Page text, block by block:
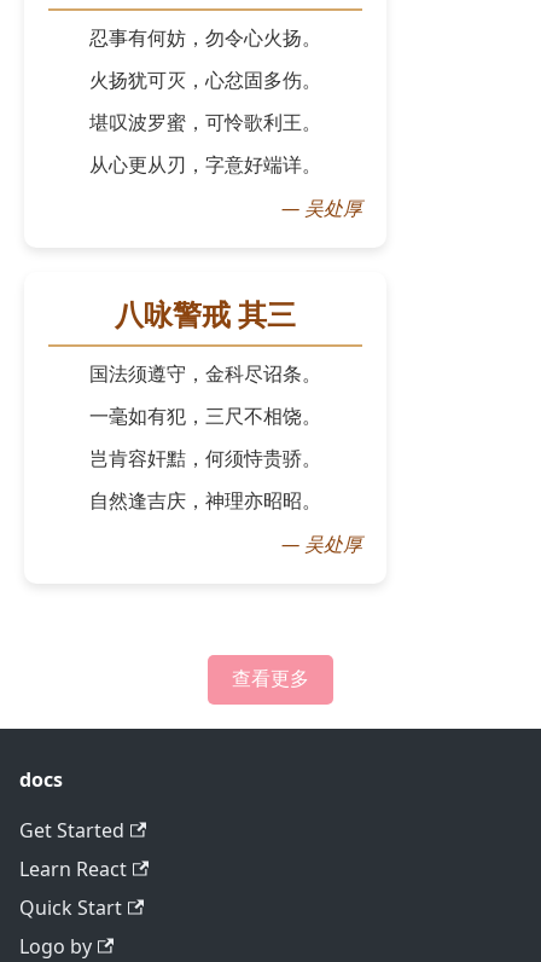
忍事有何妨，勿令心火扬。
火扬犹可灭，心忿固多伤。
堪叹波罗蜜，可怜歌利王。
从心更从刃，字意好端详。
— 吴处厚
八咏警戒 其三
国法须遵守，金科尽诏条。
一毫如有犯，三尺不相饶。
岂肯容奸黠，何须恃贵骄。
自然逢吉庆，神理亦昭昭。
— 吴处厚
查看更多
docs
Get Started
Learn React
Quick Start
Logo by